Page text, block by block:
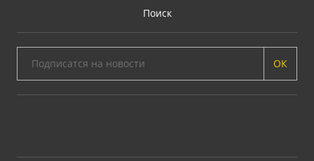
Поиск
ОК